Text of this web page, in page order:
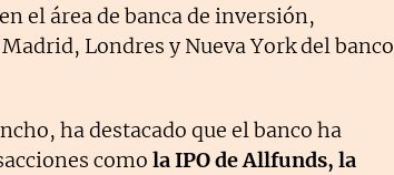
el área de banca de inversión,
Londres y Nueva York del banco
ha destacado que el banco ha
como la IPO de Allfunds, la